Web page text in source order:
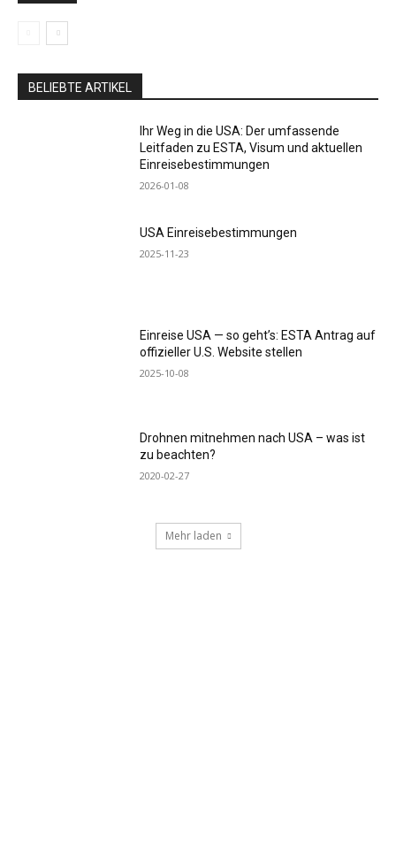
BELIEBTE ARTIKEL
Ihr Weg in die USA: Der umfassende
Leitfaden zu ESTA, Visum und aktuellen
Einreisebestimmungen
2026-01-08
USA Einreisebestimmungen
2025-11-23
Einreise USA — so geht’s: ESTA Antrag auf
offizieller U.S. Website stellen
2025-10-08
Drohnen mitnehmen nach USA – was ist
zu beachten?
2020-02-27
Mehr laden